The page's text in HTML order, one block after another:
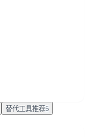
替代工具推荐5